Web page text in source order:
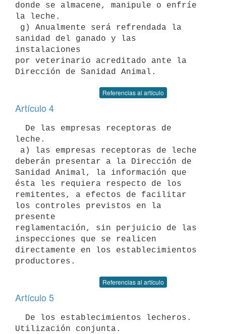
donde se almacene, manipule o enfríe
la leche.
sanidad del ganado y las
instalaciones
por veterinario acreditado ante la
Referencias al artículo
Artículo 4
leche.
deberán presentar a la Dirección de
Sanidad Animal, la información que
ésta les requiera respecto de los
remitentes, a efectos de facilitar
los controles previstos en la
presente
reglamentación, sin perjuicio de las
inspecciones que se realicen
directamente en los establecimientos
Referencias al artículo
Artículo 5
Utilización conjunta.